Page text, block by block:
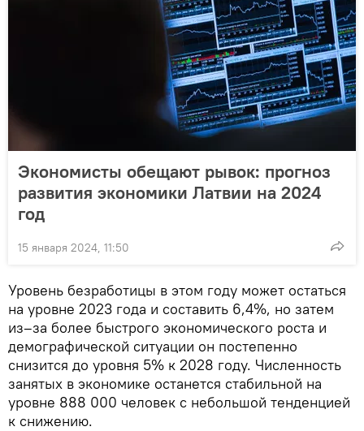
Экономисты обещают рывок: прогноз
развития экономики Латвии на 2024
год
15 января 2024, 11:50
Уровень безработицы в этом году может остаться
на уровне 2023 года и составить 6,4%, но затем
из–за более быстрого экономического роста и
демографической ситуации он постепенно
снизится до уровня 5% к 2028 году. Численность
занятых в экономике останется стабильной на
уровне 888 000 человек с небольшой тенденцией
к снижению.